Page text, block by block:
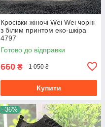
Кросівки жіночі Wei Wei чорні
з білим принтом еко-шкіра
4797
Готово до відправки
660 ₴ 1 050 ₴
Купити
–36%